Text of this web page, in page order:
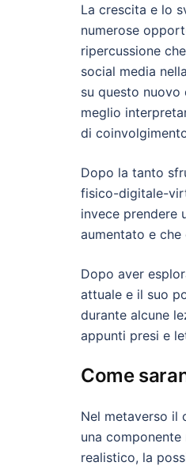
La crescita e lo
numerose
ripercussione
social media
su questo nuovo
meglio
di
Dopo la tanto
fisico-digitale-
invece prendere
aumentato e
Dopo aver
attuale e il suo
durante alcune
appunti presi e
Come
Nel metaverso il
una
realistico, la